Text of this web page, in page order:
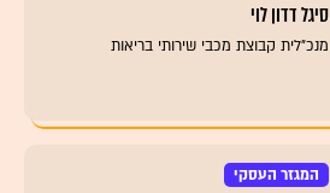
סיגל דדון לוי
מנכ"לית קבוצת מכבי שירותי בריאות
המגזר העסקי